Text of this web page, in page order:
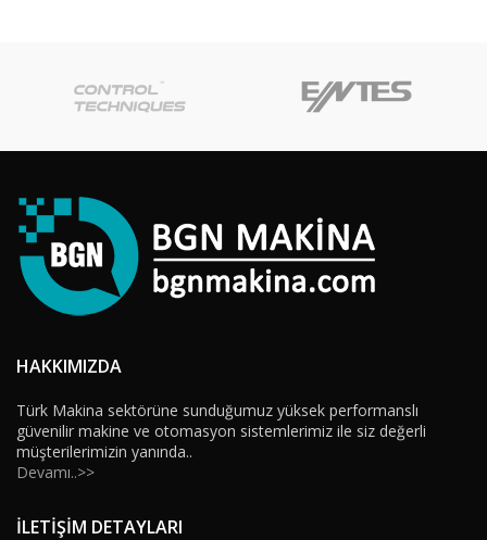
HAKKIMIZDA
Türk Makina sektörüne sunduğumuz yüksek performanslı
güvenilir makine ve otomasyon sistemlerimiz ile siz değerli
müşterilerimizin yanında..
Devamı..>>
İLETİŞİM DETAYLARI